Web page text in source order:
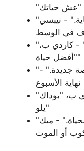
"عش حياتك"
"إذا كنت صديقي، سنركب حتى النهاية." - نيبسي
"كل أصدقائي فائزون، نحن في القمة." - كاردي ب،
"أفضل حياة"
"مغامرات مع الأصدقاء، كل ليلة قصة جديدة." -
"أتجول في المدينة مع فرقتي." - كاردي ب، "بوداك
يلو"
"الركوب أو الموت، أصدقائي مدى الحياة." - ميك